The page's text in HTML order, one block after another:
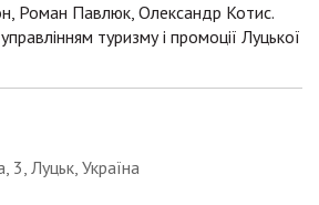
Роман Павлюк, Олександр Котис.
туризму і промоції Луцької
3, Луцьк, Україна